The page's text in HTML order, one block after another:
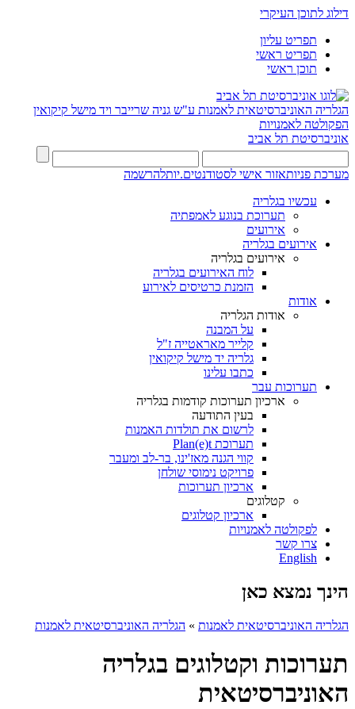
דילוג לתוכן העיקרי
תפריט עליון
תפריט ראשי
תוכן ראשי
הגלריה האוניברסיטאית לאמנות ע"ש גניה שרייבר ויד מישל קיקואין
הפקולטה לאמנויות
אוניברסיטת תל אביב
מערכת פניותאזור אישי לסטודנטים.יותלהרשמה
עכשיו בגלריה
תערוכת בנוגע לאמפתיה
אירועים
אירועים בגלריה
אירועים בגלריה
לוח האירועים בגלריה
הזמנת כרטיסים לאירוע
אודות
אודות הגלריה
על המבנה
קלייר מאראטייה ז"ל
גלריה יד מישל קיקואין
כתבו עלינו
תערוכות עבר
ארכיון תערוכות קודמות בגלריה
בעין התודעה
לרשום את תולדות האמנות
תערוכת Plan(e)t
קווי הגנה מאז'ינו, בר-לב ומעבר
פרויקט נימוסי שולחן
ארכיון תערוכות
קטלוגים
ארכיון קטלוגים
לפקולטה לאמנויות
צרו קשר
English
הינך נמצא כאן
הגלריה האוניברסיטאית לאמנות » הגלריה האוניברסיטאית לאמנות
תערוכות וקטלוגים בגלריה
האוניברסיטאית